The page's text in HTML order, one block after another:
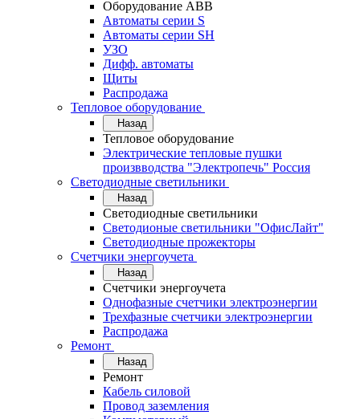
Оборудование АВВ
Автоматы серии S
Автоматы серии SH
УЗО
Дифф. автоматы
Щиты
Распродажа
Тепловое оборудование
Назад
Тепловое оборудование
Электрические тепловые пушки
произвводства "Электропечь" Россия
Светодиодные светильники
Назад
Светодиодные светильники
Светодионые светильники "ОфисЛайт"
Светодиодные прожекторы
Счетчики энергоучета
Назад
Счетчики энергоучета
Однофазные счетчики электроэнергии
Трехфазные счетчики электроэнергии
Распродажа
Ремонт
Назад
Ремонт
Кабель силовой
Провод заземления